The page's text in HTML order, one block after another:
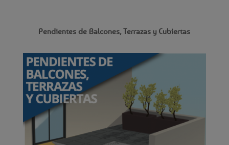
Pendientes de Balcones, Terrazas y Cubiertas